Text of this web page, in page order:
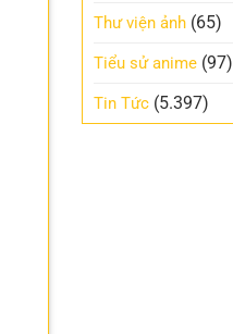
Thư viện ảnh (65)
Tiểu sử anime (97)
Tin Tức (5.397)